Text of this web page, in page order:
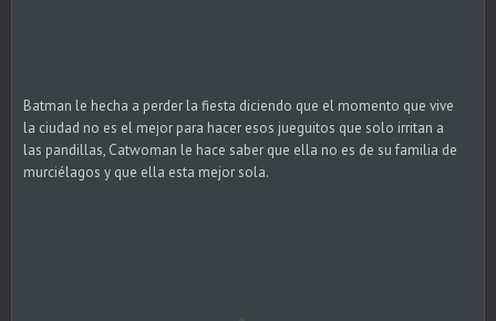
Batman le hecha a perder la fiesta diciendo que el momento que vive
la ciudad no es el mejor para hacer esos jueguitos que solo irritan a
las pandillas, Catwoman le hace saber que ella no es de su familia de
murciélagos y que ella esta mejor sola.